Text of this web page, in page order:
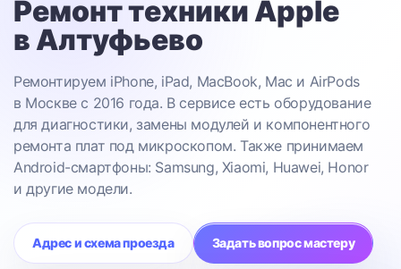
Ремонт техники Apple
в Алтуфьево
Ремонтируем iPhone, iPad, MacBook, Mac и AirPods
в Москве с 2016 года. В сервисе есть оборудование
для диагностики, замены модулей и компонентного
ремонта плат под микроскопом. Также принимаем
Android-смартфоны: Samsung, Xiaomi, Huawei, Honor
и другие модели.
Адрес и схема проезда Задать вопрос мастеру